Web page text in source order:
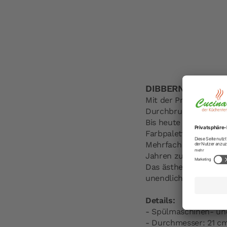
DIBBERN
Mit der Produktion
Durchbruch.
Bis heute ist
Farbpalette –
Mehrfach prämiert
Jahren zu den
Das ästhetisch-
unendliche
Details:
- Spülmaschinen-
- Durchmesser: 21